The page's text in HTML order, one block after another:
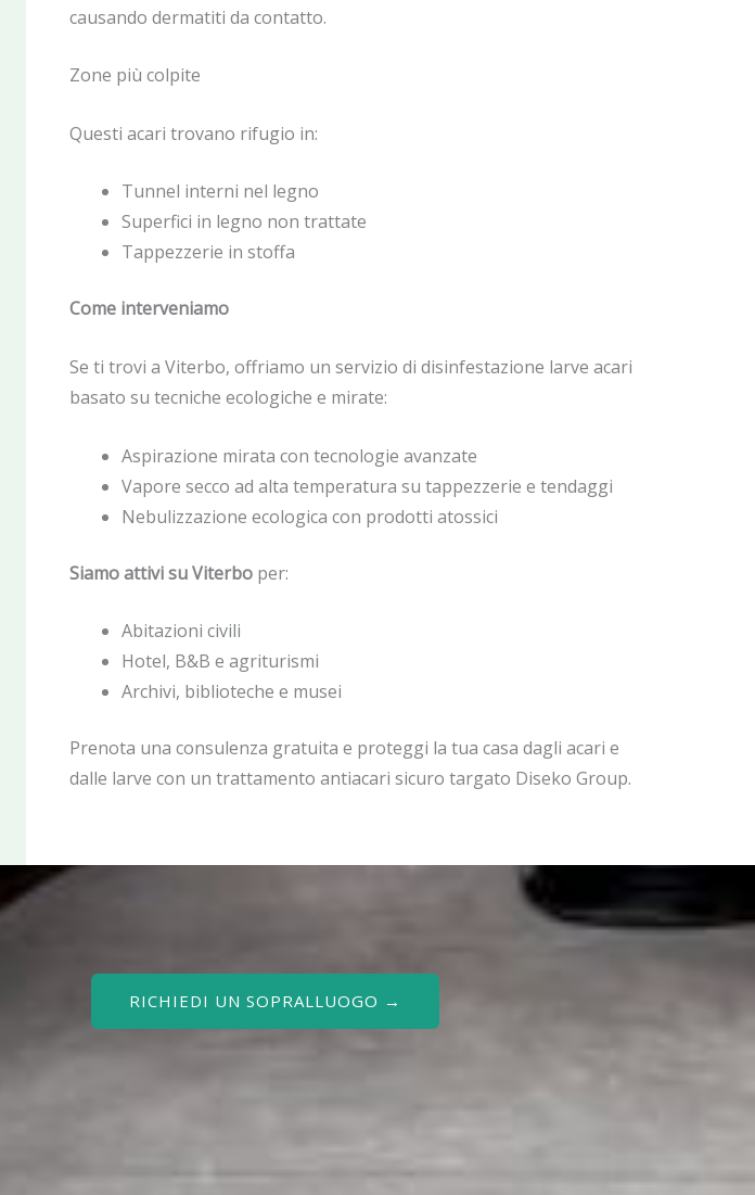
causando dermatiti da contatto.
Zone più colpite
Questi acari trovano rifugio in:
Tunnel interni nel legno
Superfici in legno non trattate
Tappezzerie in stoffa
Come interveniamo
Se ti trovi a Viterbo, offriamo un servizio di disinfestazione larve acari
basato su tecniche ecologiche e mirate:
Aspirazione mirata con tecnologie avanzate
Vapore secco ad alta temperatura su tappezzerie e tendaggi
Nebulizzazione ecologica con prodotti atossici
Siamo attivi su Viterbo per:
Abitazioni civili
Hotel, B&B e agriturismi
Archivi, biblioteche e musei
Prenota una consulenza gratuita e proteggi la tua casa dagli acari e
dalle larve con un trattamento antiacari sicuro targato Diseko Group.
RICHIEDI UN SOPRALLUOGO →